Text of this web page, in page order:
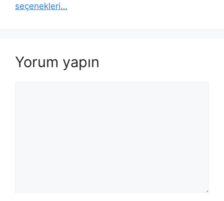
seçenekleri…
Yorum yapın